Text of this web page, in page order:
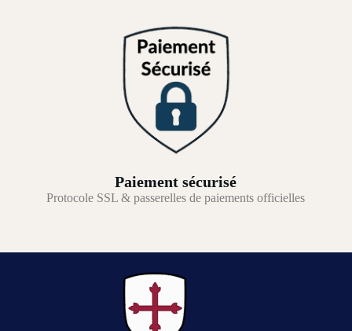
Paiement sécurisé
Protocole SSL & passerelles de paiements officielles